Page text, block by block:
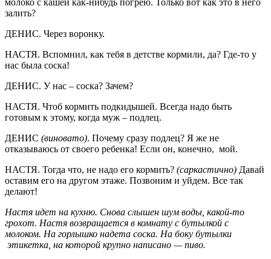
залить?
ДЕНИС. Через воронку.
НАСТЯ. Вспомнил, как тебя в детстве кормили, да? Где-то у
нас была соска!
ДЕНИС. У нас – соска? Зачем?
НАСТЯ. Чтоб кормить подкидышей. Всегда надо быть
готовым к этому, когда муж – подлец.
ДЕНИС (виновато). Почему сразу подлец? Я же не
отказываюсь от своего ребенка! Если он, конечно, мой.
НАСТЯ. Тогда что, не надо его кормить? (саркастично) Давай
оставим его на другом этаже. Позвоним и уйдем. Все так
делают!
Настя идет на кухню. Снова слышен шум воды, какой-то
грохот. Настя возвращается в комнату с бутылкой с
молоком. На горлышко надета соска. На боку бутылки
этикетка, на которой крупно написано — пиво.